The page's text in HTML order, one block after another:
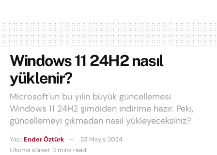
Windows 11 24H2 nasıl
yüklenir?
Microsoft'un bu yılın büyük güncellemesi
Windows 11 24H2 şimdiden indirime hazır. Peki,
güncellemeyi çıkmadan nasıl yükleyeceksiniz?
Yazı: Ender Öztürk
23 Mayıs 2024
Okuma süresi: 3 mins read